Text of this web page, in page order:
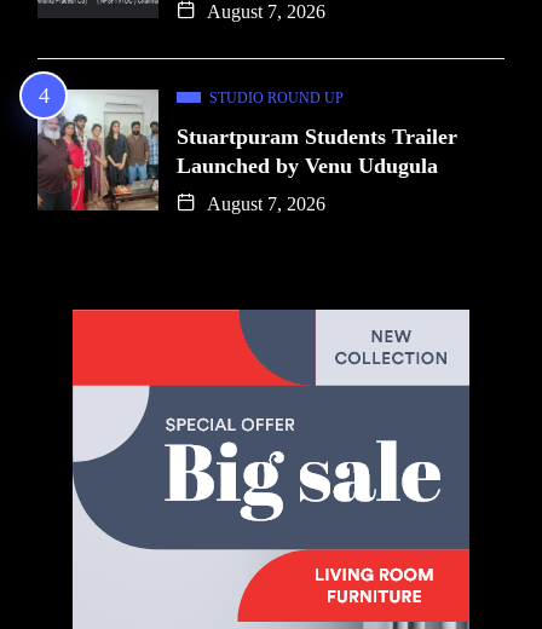
August 7, 2026
STUDIO ROUND UP
Stuartpuram Students Trailer
Launched by Venu Udugula
August 7, 2026